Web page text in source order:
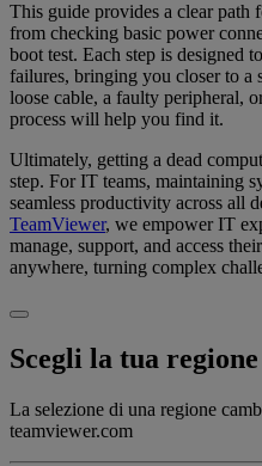
This guide provides a clear
from checking basic power
boot test. Each step is designed
failures, bringing you closer to a
loose cable, a faulty peripheral,
process will help you find it.
Ultimately, getting a dead
step. For IT teams, maintaining
seamless productivity across all
TeamViewer, we empower IT
manage, support, and access
anywhere, turning complex
Scegli la tua regione
La selezione di una regione
teamviewer.com